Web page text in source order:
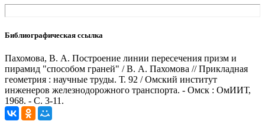
Библиографическая ссылка
Пахомова, В. А. Построение линии пересечения призм и
пирамид "способом граней" / В. А. Пахомова // Прикладная
геометрия : научные труды. Т. 92 / Омский институт
инженеров железнодорожного транспорта. - Омск : ОмИИТ,
1968. - С. 3-11.